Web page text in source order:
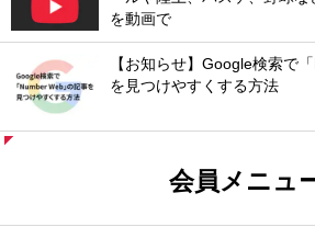
を動画で
【お知らせ】Google検索で
を見つけやすくする方法
会員メニュ